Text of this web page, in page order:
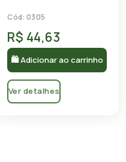
Cód: 0305
R$ 44,63
🛍 Adicionar ao carrinho
Ver detalhes